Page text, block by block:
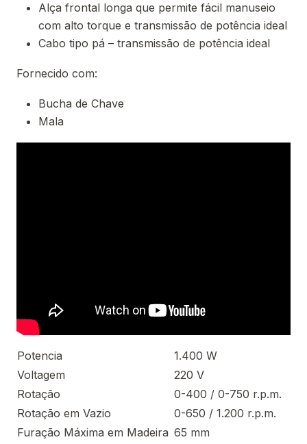
Alça frontal longa que permite fácil manuseio
com alto torque e transmissão de potência ideal
Cabo tipo pá – transmissão de potência ideal
Fornecido com:
Bucha de Chave
Mala
Potencia
1.400 W
Voltagem
220 V
Rotação
0-400 / 0-750 r.p.m.
Rotação em Vazio
0-650 / 1.200 r.p.m.
Furação Máxima em Madeira 65 mm